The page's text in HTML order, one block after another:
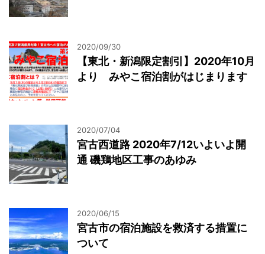
2020/09/30
【東北・新潟限定割引】2020年10月
より みやこ宿泊割がはじまります
2020/07/04
宮古西道路 2020年7/12いよいよ開
通 磯鶏地区工事のあゆみ
2020/06/15
宮古市の宿泊施設を救済する措置に
ついて